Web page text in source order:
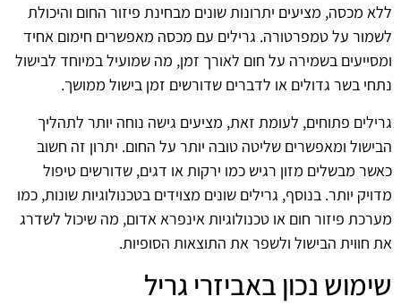
ללא מכסה, מציעים יתרונות שונים מבחינת פיזור החום והיכולת
לשמור על טמפרטורה. גרילים עם מכסה מאפשרים חימום אחיד
ומסייעים בשמירה על חום לאורך זמן, מה שמועיל במיוחד לבישול
נתחי בשר גדולים או לדברים שדורשים זמן בישול ממושך.
גרילים פתוחים, לעומת זאת, מציעים גישה נוחה יותר לתהליך
הבישול ומאפשרים שליטה טובה יותר על החום. יתרון זה חשוב
כאשר מבשלים מזון רגיש כמו ירקות או דגים, שדורשים טיפול
מדויק יותר. בנוסף, גרילים שונים מצוידים בטכנולוגיות שונות, כמו
מערכת פיזור חום או טכנולוגיות אינפרא אדום, מה שיכול לשדרג
את חווית הבישול ולשפר את התוצאות הסופיות.
שימוש נכון באביזרי גריל